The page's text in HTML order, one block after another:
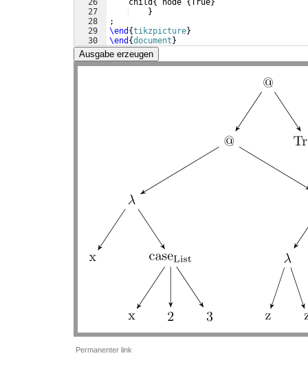
26
27
28
29
30
    child
{ node { True}
}
;
\end {tikzpicture}
\end {document }
Ausgabe erzeugen
Permanenter link